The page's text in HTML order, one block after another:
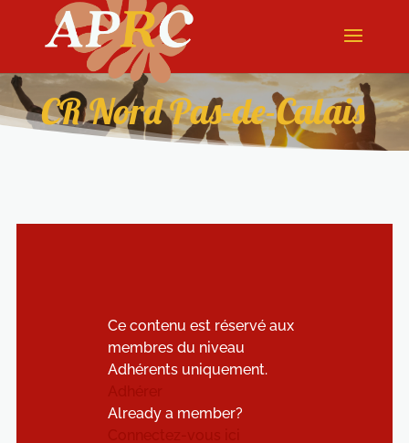
CR Nord Pas-de-Calais
Ce contenu est réservé aux
membres du niveau
Adhérents uniquement.
Already a member?